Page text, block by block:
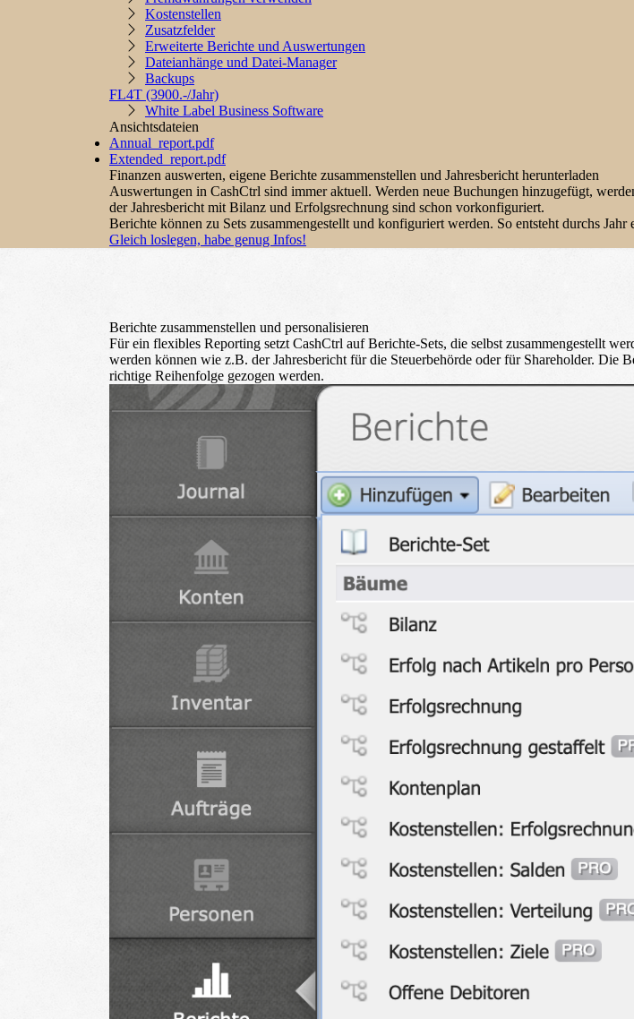
Kostenstellen
Zusatz­felder
Erweiterte Berichte und Auswertungen
Dateianhänge und Datei-Manager
Backups
FL4T (3900.-/Jahr)
White Label Business Software
Ansichtsdateien
Annual_report.pdf
Extended_report.pdf
Finanzen auswerten, eigene Berichte zusammenstellen und Jahresbericht herunterladen
Auswertungen in CashCtrl sind immer aktuell. Werden neue Buchungen hinzugefügt,
der Jahresbericht mit Bilanz und Erfolgsrechnung sind schon vorkonfiguriert.
Berichte können zu Sets zusammengestellt und konfiguriert werden. So entsteht durchs
Gleich loslegen, habe genug Infos!
Berichte zusammenstellen und personalisieren
Für ein flexibles Reporting setzt CashCtrl auf Berichte-Sets, die selbst zusammengestellt
werden können wie z.B. der Jahresbericht für die Steuerbehörde oder für Shareholder.
richtige Reihenfolge gezogen werden.